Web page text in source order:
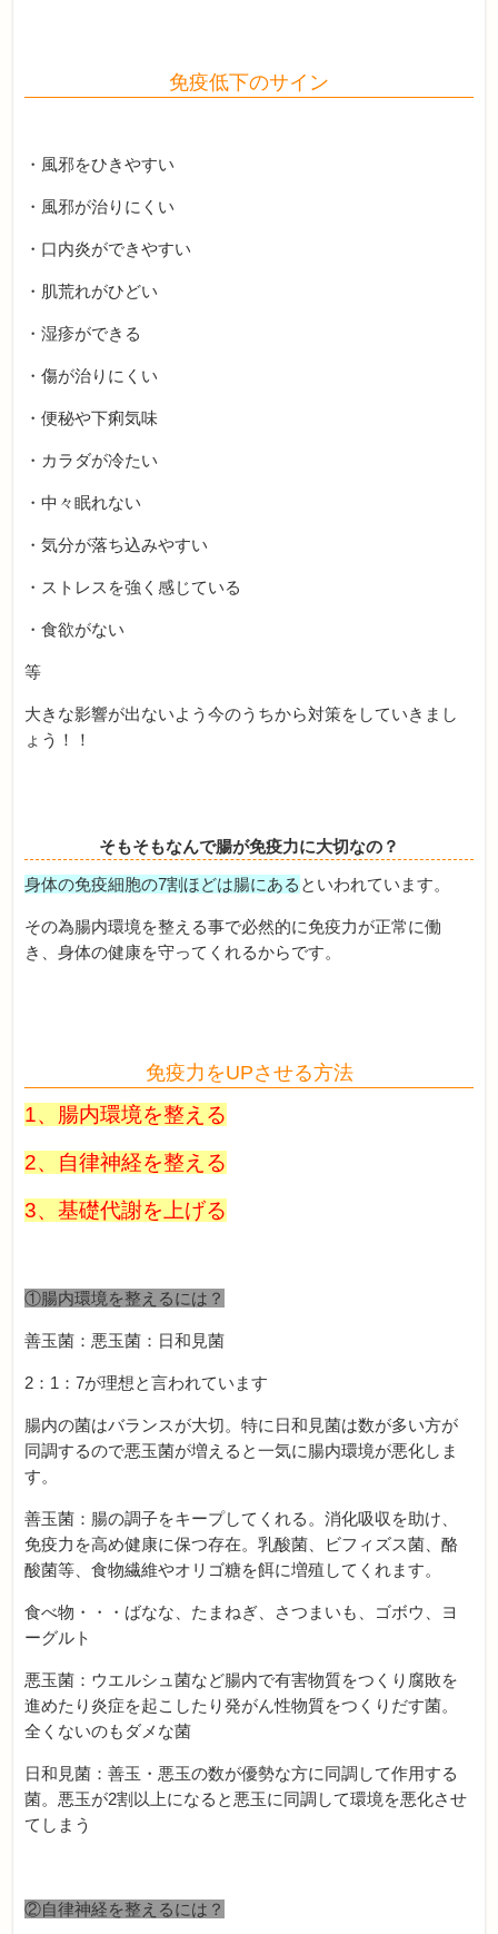
免疫低下のサイン
・風邪をひきやすい
・風邪が治りにくい
・口内炎ができやすい
・肌荒れがひどい
・湿疹ができる
・傷が治りにくい
・便秘や下痢気味
・カラダが冷たい
・中々眠れない
・気分が落ち込みやすい
・ストレスを強く感じている
・食欲がない
等
大きな影響が出ないよう今のうちから対策をしていきまし
ょう！！
そもそもなんで腸が免疫力に大切なの？
身体の免疫細胞の7割ほどは腸にある といわれています。
その為腸内環境を整える事で必然的に免疫力が正常に働
き、身体の健康を守ってくれるからです。
免疫力をUPさせる方法
1、腸内環境を整える
2、自律神経を整える
3、基礎代謝を上げる
①腸内環境を整えるには？
善玉菌：悪玉菌：日和見菌
2：1：7が理想と言われています
腸内の菌はバランスが大切。特に日和見菌は数が多い方が
同調するので悪玉菌が増えると一気に腸内環境が悪化しま
す。
善玉菌：腸の調子をキープしてくれる。消化吸収を助け、
免疫力を高め健康に保つ存在。乳酸菌、ビフィズス菌、酪
酸菌等、食物繊維やオリゴ糖を餌に増殖してくれます。
食べ物・・・ばなな、たまねぎ、さつまいも、ゴボウ、ヨ
ーグルト
悪玉菌：ウエルシュ菌など腸内で有害物質をつくり腐敗を
進めたり炎症を起こしたり発がん性物質をつくりだす菌。
全くないのもダメな菌
日和見菌：善玉・悪玉の数が優勢な方に同調して作用する
菌。悪玉が2割以上になると悪玉に同調して環境を悪化させ
てしまう
②自律神経を整えるには？